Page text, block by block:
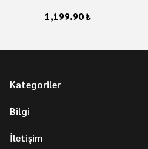
1,199.90 ₺
Kategoriler
Bilgi
İletişim